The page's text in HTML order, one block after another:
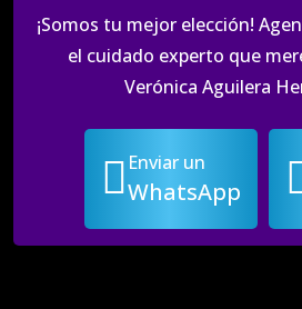
¡Somos tu mejor elección!
el cuidado experto que
Verónica Aguilera
Enviar un
WhatsApp